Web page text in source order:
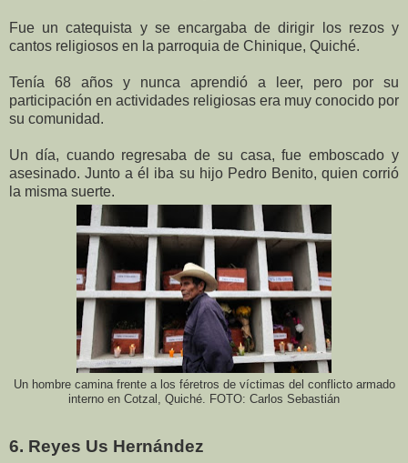
Fue un catequista y se encargaba de dirigir los rezos y
cantos religiosos en la parroquia de Chinique, Quiché.
Tenía 68 años y nunca aprendió a leer, pero por su
participación en actividades religiosas era muy conocido por
su comunidad.
Un día, cuando regresaba de su casa, fue emboscado y
asesinado. Junto a él iba su hijo Pedro Benito, quien corrió
la misma suerte.
Un hombre camina frente a los féretros de víctimas del conflicto armado
interno en Cotzal, Quiché. FOTO: Carlos Sebastián
6. Reyes Us Hernández